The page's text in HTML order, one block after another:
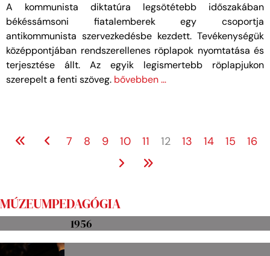
A kommunista diktatúra legsötétebb időszakában
békéssámsoni fiatalemberek egy csoportja
antikommunista szervezkedésbe kezdett. Tevékenységük
középpontjában rendszerellenes röplapok nyomtatása és
terjesztése állt. Az egyik legismertebb röplapjukon
szerepelt a fenti szöveg. bővebben …
7 8 9 10 11 12 13 14 15 16
MÚZEUMPEDAGÓGIA
1956